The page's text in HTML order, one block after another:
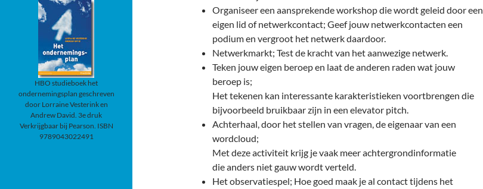
Organiseer een aansprekende workshop die wordt geleid door een
eigen lid of netwerkcontact; Geef jouw netwerkcontacten een
podium en vergroot het netwerk daardoor.
Netwerkmarkt; Test de kracht van het aanwezige netwerk.
Teken jouw eigen beroep en laat de anderen raden wat jouw
beroep is;
Het tekenen kan interessante karakteristieken voortbrengen die
bijvoorbeeld bruikbaar zijn in een elevator pitch.
Achterhaal, door het stellen van vragen, de eigenaar van een
wordcloud;
Met deze activiteit krijg je vaak meer achtergrondinformatie
die anders niet gauw wordt verteld.
Het observatiespel; Hoe goed maak je al contact tijdens het
HBO studieboek het
ondernemingsplan geschreven
door Lorraine Vesterink en
Andrew David. 3e druk
Verkrijgbaar bij Pearson. ISBN
9789043022491